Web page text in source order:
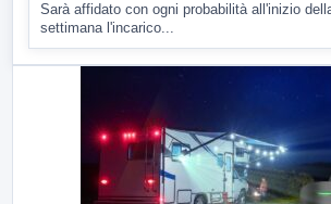
Sarà affidato con ogni probabilità all'inizio
settimana l'incarico...